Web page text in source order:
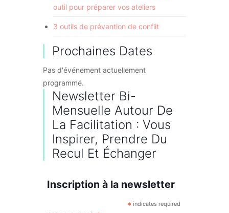
outil pour préparer vos ateliers
3 outils de prévention de conflit
Prochaines Dates
Pas d'événement actuellement
programmé.
Newsletter Bi-
Mensuelle Autour De
La Facilitation : Vous
Inspirer, Prendre Du
Recul Et Échanger
Inscription à la newsletter
* indicates required